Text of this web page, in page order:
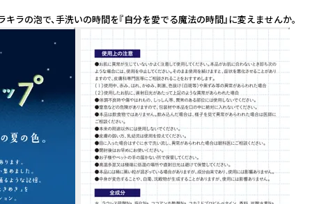
ラの泡で、手洗いの時間を『自分を愛でる魔法の時間』に変えませんか。